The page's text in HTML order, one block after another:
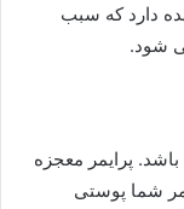
دارد که سبب
شود.
پرایمر معجزه
شما پوستی